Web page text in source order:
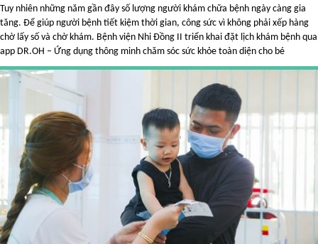
Tuy nhiên những năm gần đây số lượng người khám chữa bệnh ngày càng gia
tăng. Để giúp người bệnh tiết kiệm thời gian, công sức vì không phải xếp hàng
chờ lấy số và chờ khám. Bệnh viện Nhi Đồng II triển khai đặt lịch khám bệnh qua
app DR.OH – Ứng dụng thông minh chăm sóc sức khỏe toàn diện cho bé